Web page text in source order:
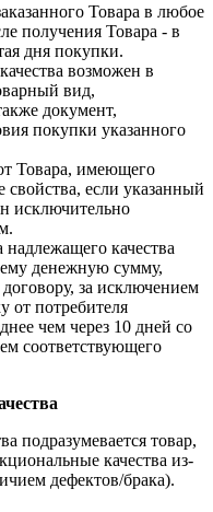
Товара в любое
получения Товара - в
дня покупки.
возможен в
вид,
документ,
покупки указанного
Товара, имеющего
если указанный
исключительно
качества
денежную сумму,
за исключением
от потребителя
чем через 10 дней со
соответствующего
подразумевается товар,
качества из-
дефектов/брака).